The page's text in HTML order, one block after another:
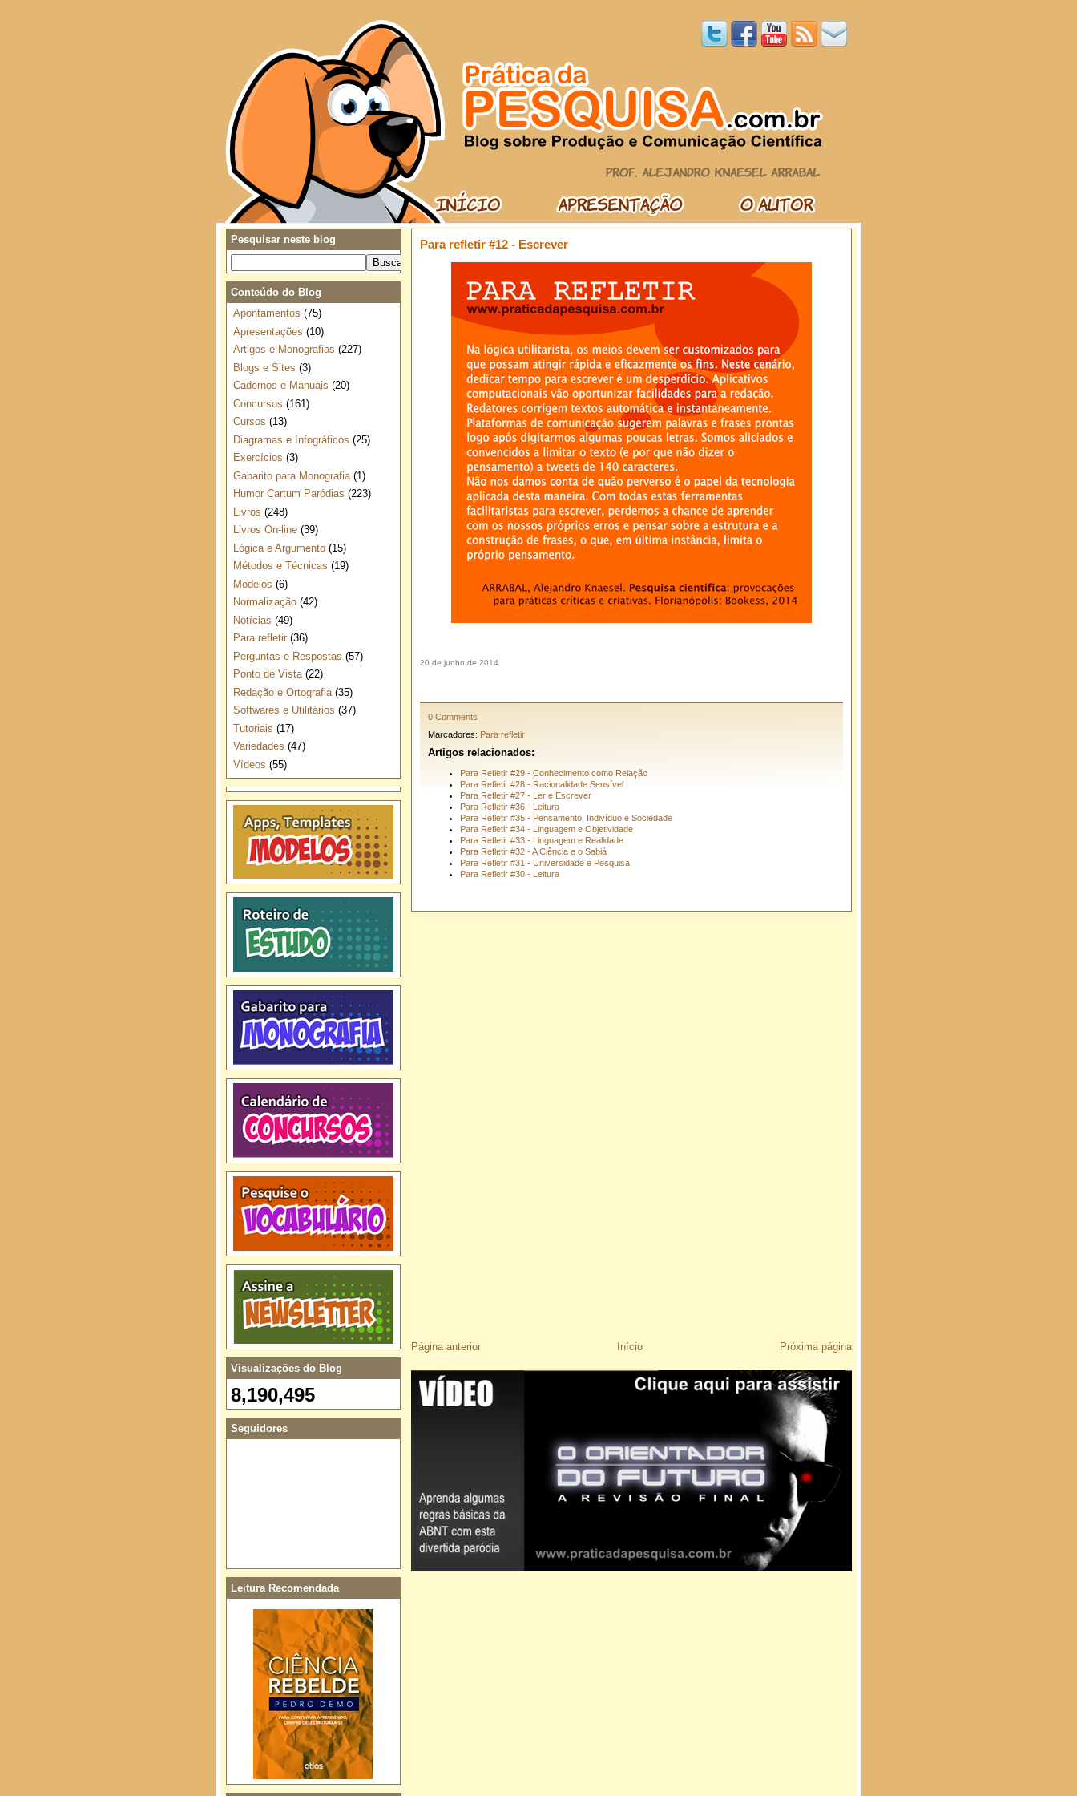
Para refletir #12 - Escrever
20 de junho de 2014
0 Comments
Marcadores: Para refletir
Artigos relacionados:
Para Refletir #29 - Conhecimento como Relação
Para Refletir #28 - Racionalidade Sensível
Para Refletir #27 - Ler e Escrever
Para Refletir #36 - Leitura
Para Refletir #35 - Pensamento, Indivíduo e Sociedade
Para Refletir #34 - Linguagem e Objetividade
Para Refletir #33 - Linguagem e Realidade
Para Refletir #32 - A Ciência e o Sabiá
Para Refletir #31 - Universidade e Pesquisa
Para Refletir #30 - Leitura
Página anterior Próxima página
Início
Pesquisar neste blog
Conteúdo do Blog
Apontamentos (75)
Apresentações (10)
Artigos e Monografias (227)
Blogs e Sites (3)
Cadernos e Manuais (20)
Concursos (161)
Cursos (13)
Diagramas e Infográficos (25)
Exercícios (3)
Gabarito para Monografia (1)
Humor Cartum Paródias (223)
Livros (248)
Livros On-line (39)
Lógica e Argumento (15)
Métodos e Técnicas (19)
Modelos (6)
Normalização (42)
Notícias (49)
Para refletir (36)
Perguntas e Respostas (57)
Ponto de Vista (22)
Redação e Ortografia (35)
Softwares e Utilitários (37)
Tutoriais (17)
Variedades (47)
Vídeos (55)
Visualizações do Blog
8,190,495
Seguidores
Leitura Recomendada